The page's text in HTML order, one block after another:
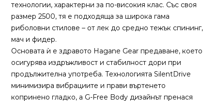
Комплекти
за
риболов
Сонари
технологии, характерни за по-високия клас. Със своя
размер 2500, тя е подходяща за широка гама
риболовни стилове – от лек до средно тежък спининг,
мач и фидер.
Основата ѝ е здравото Hagane Gear предаване, което
осигурява издръжливост и стабилност дори при
продължителна употреба. Технологията SilentDrive
минимизира вибрациите и прави въртенето
копринено гладко, а G-Free Body дизайнът пренася